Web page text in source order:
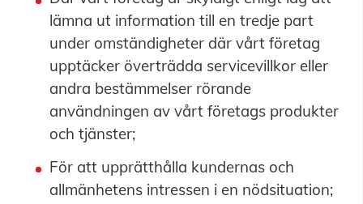
lämna ut information till en tredje part
under omständigheter där vårt företag
upptäcker överträdda servicevillkor eller
andra bestämmelser rörande
användningen av vårt företags produkter
och tjänster;
För att upprätthålla kundernas och
allmänhetens intressen i en nödsituation;